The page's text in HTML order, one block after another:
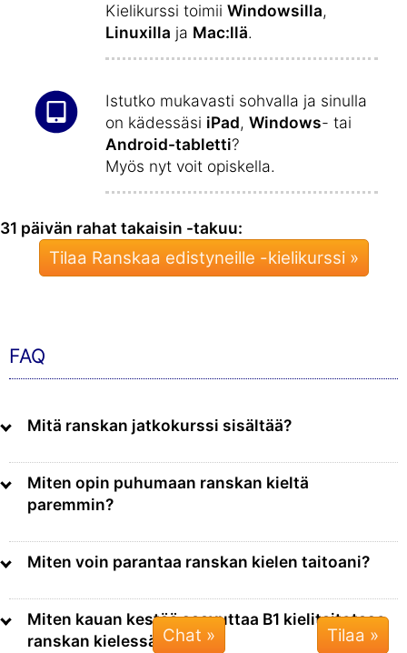
Kielikurssi toimii Windowsilla,
Linuxilla ja Mac:llä.
Istutko mukavasti sohvalla ja sinulla
on kädessäsi iPad, Windows- tai
Android-tabletti?
Myös nyt voit opiskella.
31 päivän rahat takaisin -takuu:
Tilaa Ranskaa edistyneille -kielikurssi »
FAQ
Mitä ranskan jatkokurssi sisältää?
Miten opin puhumaan ranskan kieltä
paremmin?
Miten voin parantaa ranskan kielen taitoani?
Miten kauan kestää saavuttaa B1 kielitaitotaso
ranskan kielessä?Chat »